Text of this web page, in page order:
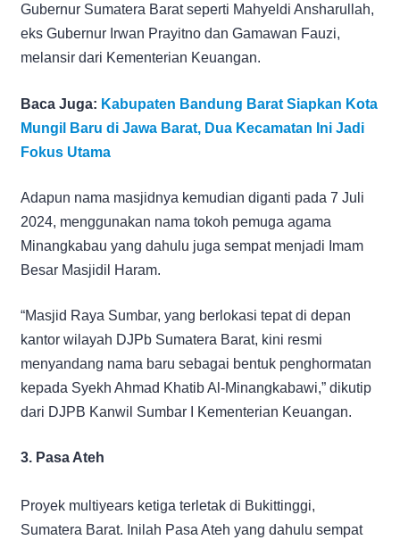
Gubernur Sumatera Barat seperti Mahyeldi Ansharullah,
eks Gubernur Irwan Prayitno dan Gamawan Fauzi,
melansir dari Kementerian Keuangan.
Baca Juga: Kabupaten Bandung Barat Siapkan Kota
Mungil Baru di Jawa Barat, Dua Kecamatan Ini Jadi
Fokus Utama
Adapun nama masjidnya kemudian diganti pada 7 Juli
2024, menggunakan nama tokoh pemuga agama
Minangkabau yang dahulu juga sempat menjadi Imam
Besar Masjidil Haram.
“Masjid Raya Sumbar, yang berlokasi tepat di depan
kantor wilayah DJPb Sumatera Barat, kini resmi
menyandang nama baru sebagai bentuk penghormatan
kepada Syekh Ahmad Khatib Al-Minangkabawi,” dikutip
dari DJPB Kanwil Sumbar I Kementerian Keuangan.
3. Pasa Ateh
Proyek multiyears ketiga terletak di Bukittinggi,
Sumatera Barat. Inilah Pasa Ateh yang dahulu sempat